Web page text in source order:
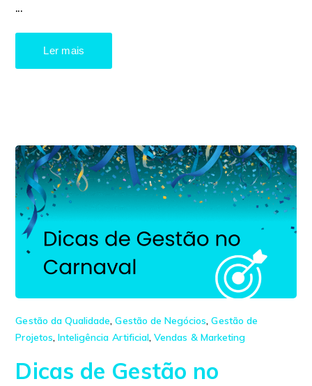
...
Ler mais
Gestão da Qualidade,Gestão de Negócios,Gestão de
Projetos, Inteligência Artificial,Vendas & Marketing
Dicas de Gestão no